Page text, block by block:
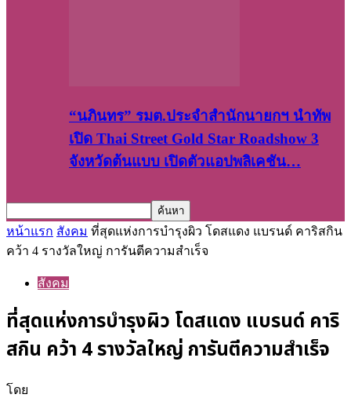
“นภินทร” รมต.ประจำสำนักนายกฯ นำทัพ
เปิด Thai Street Gold Star Roadshow 3
จังหวัดต้นแบบ เปิดตัวแอปพลิเคชัน…
หน้าแรก สังคม ที่สุดแห่งการบำรุงผิว โดสแดง แบรนด์ คาริสกิน
คว้า 4 รางวัลใหญ่ การันตีความสำเร็จ
สังคม
ที่สุดแห่งการบำรุงผิว โดสแดง แบรนด์ คาริ
สกิน คว้า 4 รางวัลใหญ่ การันตีความสำเร็จ
โดย